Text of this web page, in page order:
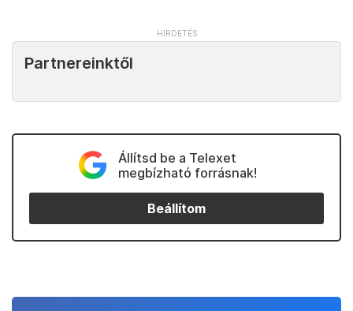
Partnereinktől
Állítsd be a Telexet
megbízható forrásnak!
Beállítom